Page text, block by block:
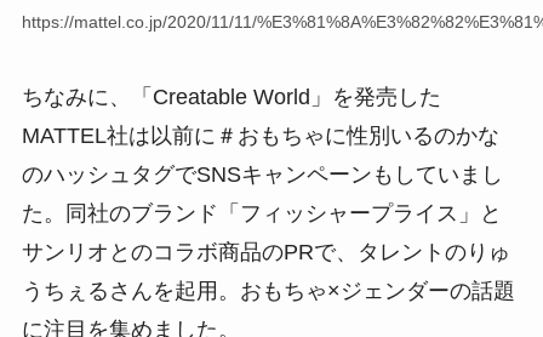
https://mattel.co.jp/2020/11/11/
ちなみに、「Creatable World」を発売した
MATTEL社は以前に＃おもちゃに性別いるのかな
のハッシュタグでSNSキャンペーンもしていまし
た。同社のブランド「フィッシャープライス」と
サンリオとのコラボ商品のPRで、タレントのりゅ
うちぇるさんを起用。おもちゃ×ジェンダーの話題
に注目を集めました。